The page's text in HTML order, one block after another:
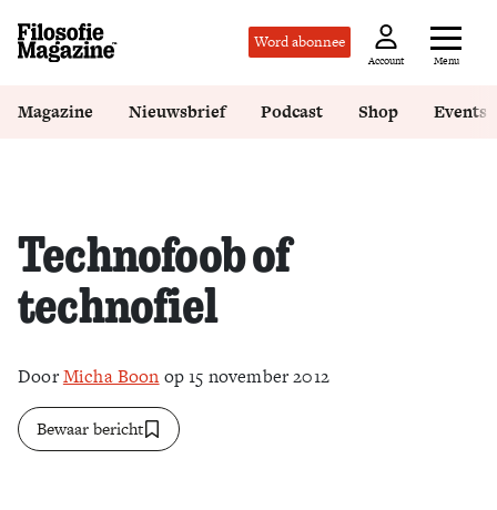
Word abonnee
Account Menu
Magazine Nieuwsbrief Podcast Shop Events
Technofoob of
technofiel
DoorMicha Boon op 15 november 2012
Bewaar bericht